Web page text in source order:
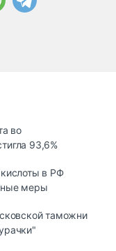
во
93,6%
в РФ
меры
таможни